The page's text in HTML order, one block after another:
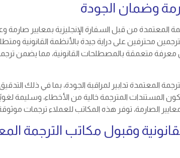
وضمان الجودة
المعتمدة من قبل السفارة الإنجليزية بمعايير
محترفين على دراية جيدة بالأنظمة القانونية
معرفة متعمقة بالمصطلحات القانونية، مما يضمن
المعتمدة تدابير لمراقبة الجودة، بما في ذلك
المستندات المترجمة خالية من الأخطاء، وسليمة
الصارمة، توفر هذه المكاتب للعملاء ترجمات
وقبول مكاتب الترجمة